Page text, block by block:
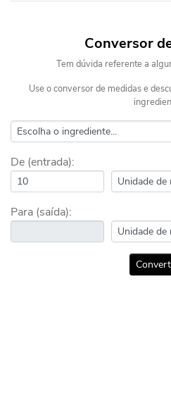
Conversor
Tem dúvida referente a
Use o conversor de medidas e
De (entrada):
Para (saída):